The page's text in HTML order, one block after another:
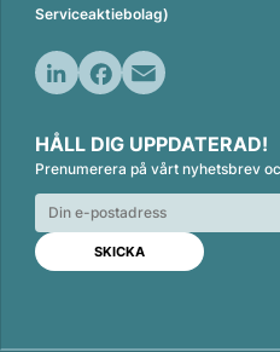
Serviceaktiebolag)
n
k
e
d
n
c
e
b
o
o
k
a
i
l
HÅLL DIG UPPDATERAD!
Prenumerera på vårt nyhetsbrev